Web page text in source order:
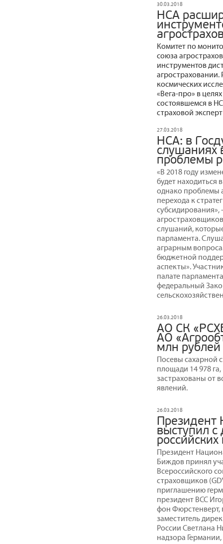
30.03.2018
НСА
Комитет по
союза
инструментов
агростраховании.
космических
«Вега-про» в
состоявшемся в
страховой
27.03.2018
НСА: в
слушаниях
проблемы
«В 2018 году
будет находиться
однако проблемы
перехода к
субсидирования»,
слушаний,
парламента.
аграрным
бюджетной
аспекты».
палате
федеральный
26.03.2018
АО СК
АО
млн рублей
Посевы сахарной
площади 14 978
застрахованы от
явлений.
26.03.2018
выступил с
Президент
Биждов принял
Всероссийского
страховщиков
приглашению
президент ВСС
фон Фюрстенверт,
заместитель
России Светлана
надзора